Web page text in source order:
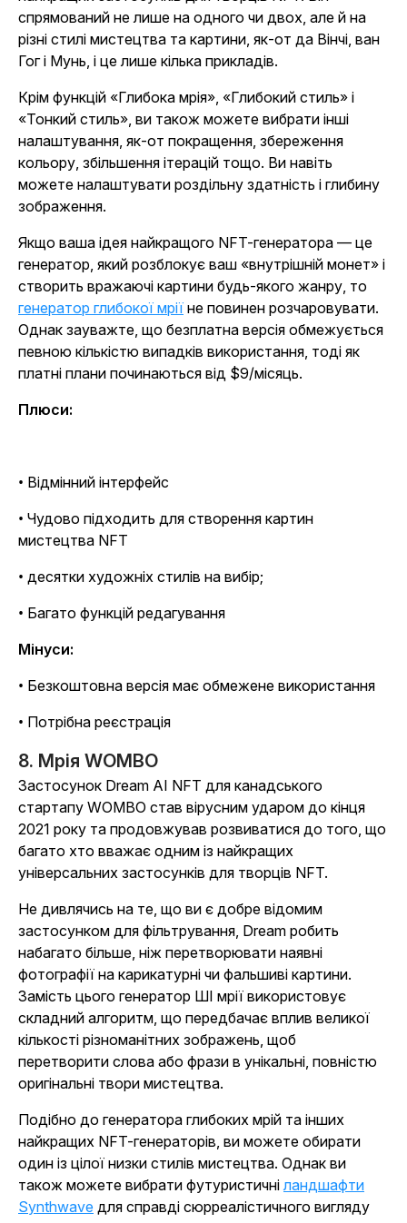
спрямований не лише на одного чи двох, але й на
різні стилі мистецтва та картини, як-от да Вінчі, ван
Гог і Мунь, і це лише кілька прикладів.
Крім функцій «Глибока мрія», «Глибокий стиль» і
«Тонкий стиль», ви також можете вибрати інші
налаштування, як-от покращення, збереження
кольору, збільшення ітерацій тощо. Ви навіть
можете налаштувати роздільну здатність і глибину
зображення.
Якщо ваша ідея найкращого NFT-генератора — це
генератор, який розблокує ваш «внутрішній монет» і
створить вражаючі картини будь-якого жанру, то
генератор глибокої мрії не повинен розчаровувати.
Однак зауважте, що безплатна версія обмежується
певною кількістю випадків використання, тоді як
платні плани починаються від $9/місяць.
Плюси:
• Відмінний інтерфейс
• Чудово підходить для створення картин
мистецтва NFT
• десятки художніх стилів на вибір;
• Багато функцій редагування
Мінуси:
• Безкоштовна версія має обмежене використання
• Потрібна реєстрація
8. Мрія WOMBO
Застосунок Dream AI NFT для канадського
стартапу WOMBO став вірусним ударом до кінця
2021 року та продовжував розвиватися до того, що
багато хто вважає одним із найкращих
універсальних застосунків для творців NFT.
Не дивлячись на те, що ви є добре відомим
застосунком для фільтрування, Dream робить
набагато більше, ніж перетворювати наявні
фотографії на карикатурні чи фальшиві картини.
Замість цього генератор ШІ мрії використовує
складний алгоритм, що передбачає вплив великої
кількості різноманітних зображень, щоб
перетворити слова або фрази в унікальні, повністю
оригінальні твори мистецтва.
Подібно до генератора глибоких мрій та інших
найкращих NFT-генераторів, ви можете обирати
один із цілої низки стилів мистецтва. Однак ви
також можете вибрати футуристичніландшафти
Synthwave для справді сюрреалістичного вигляду